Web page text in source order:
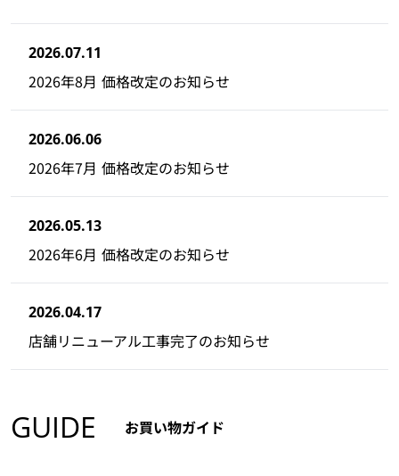
2026.07.11
2026年8月 価格改定のお知らせ
2026.06.06
2026年7月 価格改定のお知らせ
2026.05.13
2026年6月 価格改定のお知らせ
2026.04.17
店舗リニューアル工事完了のお知らせ
GUIDE お買い物ガイド